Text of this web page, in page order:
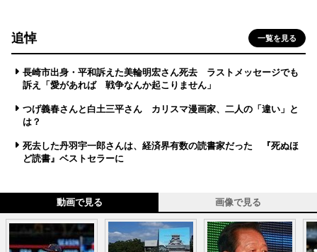
追悼 一覧を見る
長崎市出身・平和訴えた美輪明宏さん死去 ラストメッセージでも
訴え「愛があれば 戦争なんか起こりません」
つげ義春さんと白土三平さん カリスマ漫画家、二人の「違い」と
は？
死去した丹羽宇一郎さんは、経済界有数の読書家だった 『死ぬほ
ど読書』ベストセラーに
動画で見る 画像で見る